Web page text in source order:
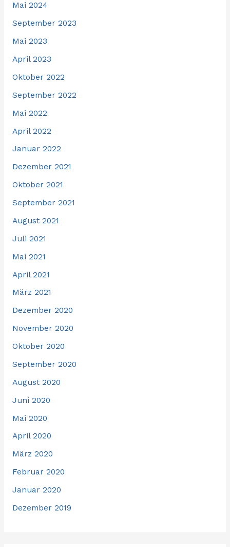
Mai 2024
September 2023
Mai 2023
April 2023
Oktober 2022
September 2022
Mai 2022
April 2022
Januar 2022
Dezember 2021
Oktober 2021
September 2021
August 2021
Juli 2021
Mai 2021
April 2021
März 2021
Dezember 2020
November 2020
Oktober 2020
September 2020
August 2020
Juni 2020
Mai 2020
April 2020
März 2020
Februar 2020
Januar 2020
Dezember 2019